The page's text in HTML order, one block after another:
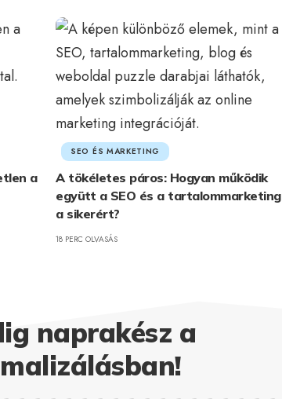
a
SEO ÉS MARKETING
A tökéletes páros: Hogyan működik
együtt a SEO és a tartalommarketing
a sikerért?
18 PERC OLVASÁS
naprakész a